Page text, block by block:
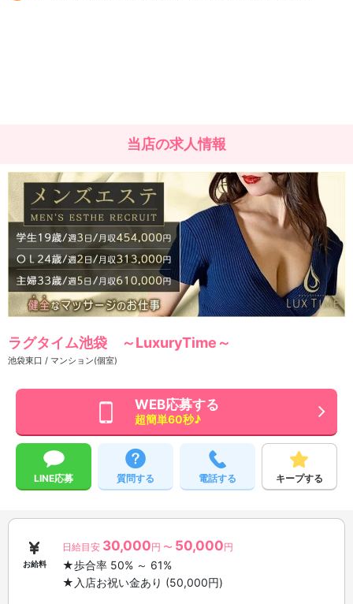
当店の求人情報
ラグタイム池袋 ～LuxuryTime～
池袋東口 / マンション(個室)
WEB応募する
超簡単60秒♪
LINE応募 質問する 電話する キープする
お給料
日給目安 30,000円 〜 50,000円
★歩合率 50% ～ 61%
★入店お祝い金あり (50,000円)